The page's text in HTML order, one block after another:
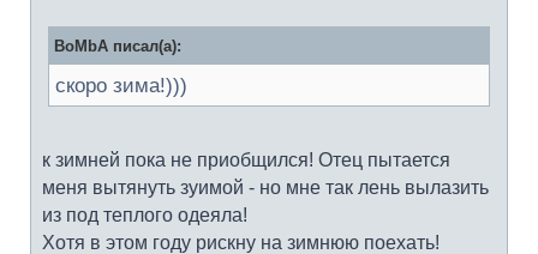
BoMbA писал(а):
скоро зима!)))
к зимней пока не приобщился! Отец пытается
меня вытянуть зуимой - но мне так лень вылазить
из под теплого одеяла!
Хотя в этом году рискну на зимнюю поехать!